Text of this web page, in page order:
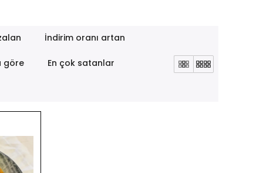
İndirim oranı artan
göre En çok satanlar